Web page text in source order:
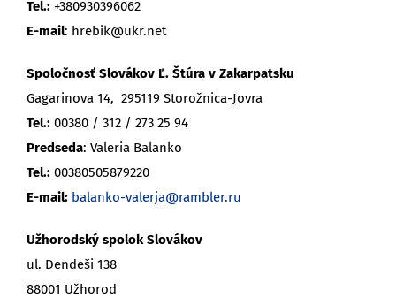
Tel.: +380930396062
E-mail: hrebik@ukr.net
Spoločnosť Slovákov Ľ. Štúra v Zakarpatsku
Gagarinova 14, 295119 Storožnica-Jovra
Tel.: 00380 / 312 / 273 25 94
Predseda: Valeria Balanko
Tel.: 00380505879220
E-mail: balanko-valerja@rambler.ru
Užhorodský spolok Slovákov
ul. Dendeši 138
88001 Užhorod